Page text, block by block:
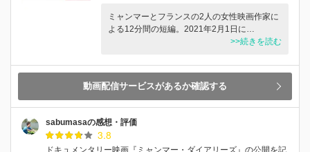
ミャンマーとフランスの2人の女性映画作家に
よる12分間の短編。2021年2月1日に…
>>続きを読む
動画配信サービスがあるか確認する
sabumasaの感想・評価
3.8
ドキュメンタリー映画『ミャンマー・ダイアリーズ』の公開を記